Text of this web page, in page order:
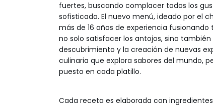
fuertes, buscando complacer todos los
sofisticada. El nuevo menú, ideado por el
más de 16 años de experiencia
no solo satisfacer los antojos, sino
descubrimiento y la creación de nuevas
culinaria que explora sabores del mundo,
puesto en cada platillo.
Cada receta es elaborada con